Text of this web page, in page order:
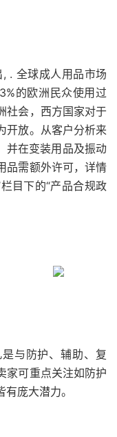
. 全球成人用品市场
的欧洲民众使用过
社会，西方国家对于
开放。从客户分析来
并在变装用品及振动
需额外许可， 详情
目下的“产品合规政
与防护、辅助、复
家可重点关注如防护
庞大潜力。